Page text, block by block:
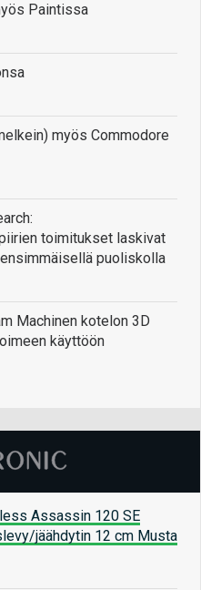
Paintissa
myös Commodore
toimitukset laskivat
puoliskolla
Machinen kotelon 3D
käyttöön
Assassin 120 SE
jäähdytin 12 cm Musta